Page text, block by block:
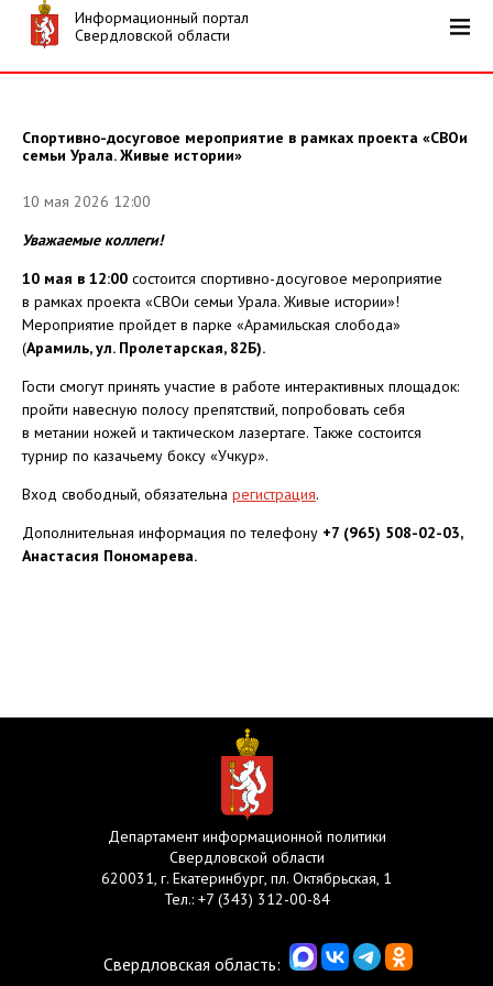
Информационный портал
Свердловской области
Спортивно-досуговое мероприятие в рамках проекта «СВОи
семьи Урала. Живые истории»
10 мая 2026 12:00
Уважаемые коллеги!
10 мая в 12:00 состоится спортивно-досуговое мероприятие
в рамках проекта «СВОи семьи Урала. Живые истории»!
Мероприятие пройдет в парке «Арамильская слобода»
(Арамиль, ул. Пролетарская, 82Б).
Гости смогут принять участие в работе интерактивных площадок:
пройти навесную полосу препятствий, попробовать себя
в метании ножей и тактическом лазертаге. Также состоится
турнир по казачьему боксу «Учкур».
Вход свободный, обязательна регистрация.
Дополнительная информация по телефону +7 (965) 508-02-03,
Анастасия Пономарева.
Департамент информационной политики
Свердловской области
620031, г. Екатеринбург, пл. Октябрьская, 1
Тел.: +7 (343) 312-00-84
Свердловская область: